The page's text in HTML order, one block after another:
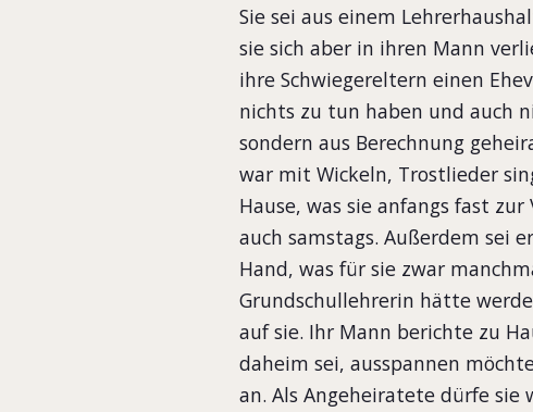
Sie sei aus einem
sie sich aber in ihren Mann
ihre Schwiegereltern einen
nichts zu tun haben und auch
sondern aus Berechnung
war mit Wickeln, Trostlieder
Hause, was sie anfangs fast
auch samstags. Außerdem sei
Hand, was für sie zwar
Grundschullehrerin hätte
auf sie. Ihr Mann berichte zu
daheim sei, ausspannen
an. Als Angeheiratete dürfe